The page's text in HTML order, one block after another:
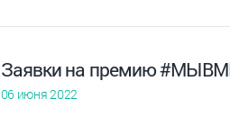
Заявки на премию
06 июня 2022